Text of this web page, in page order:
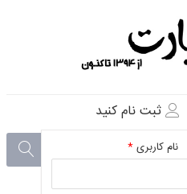
نام کاربری*
ثبت نام کنید